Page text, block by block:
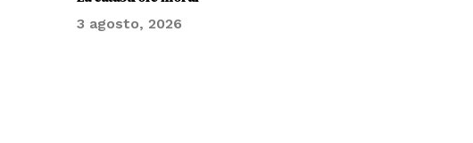
3 agosto, 2026